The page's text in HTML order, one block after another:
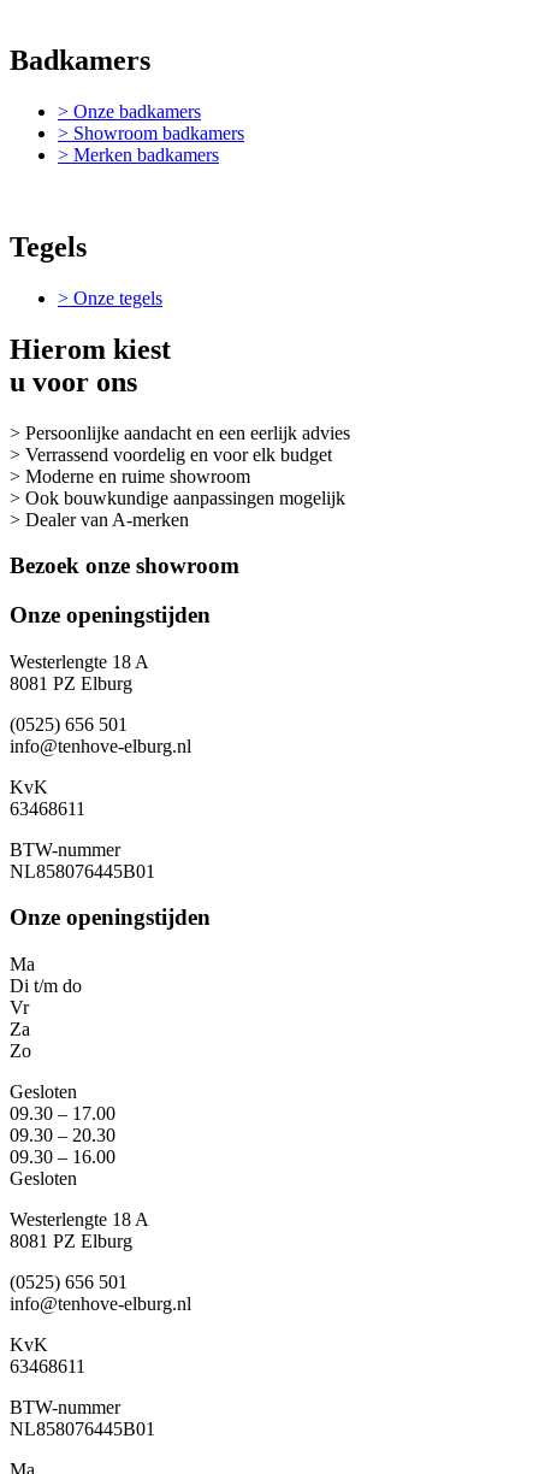
Badkamers
> Onze badkamers
> Showroom badkamers
> Merken badkamers
Tegels
> Onze tegels
Hierom kiest
u voor ons
> Persoonlijke aandacht en een eerlijk advies
> Verrassend voordelig en voor elk budget
> Moderne en ruime showroom
> Ook bouwkundige aanpassingen mogelijk
> Dealer van A-merken
Bezoek onze showroom
Onze openingstijden
Westerlengte 18 A
8081 PZ Elburg
(0525) 656 501
info@tenhove-elburg.nl
KvK
63468611
BTW-nummer
NL858076445B01
Onze openingstijden
Ma
Di t/m do
Vr
Za
Zo
Gesloten
09.30 – 17.00
09.30 – 20.30
09.30 – 16.00
Gesloten
Westerlengte 18 A
8081 PZ Elburg
(0525) 656 501
info@tenhove-elburg.nl
KvK
63468611
BTW-nummer
NL858076445B01